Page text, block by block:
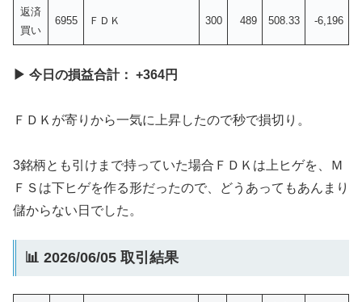
返済
買い
6955 ＦＤＫ 300 489 508.33 -6,196
▶ 今日の損益合計： +364円
ＦＤＫが寄りから一気に上昇したので秒で損切り。
3銘柄とも引けまで持っていた場合ＦＤＫは上ヒゲを、Ｍ
ＦＳは下ヒゲを作る形だったので、どうあってもあんまり
儲からない日でした。
📊 2026/06/05 取引結果